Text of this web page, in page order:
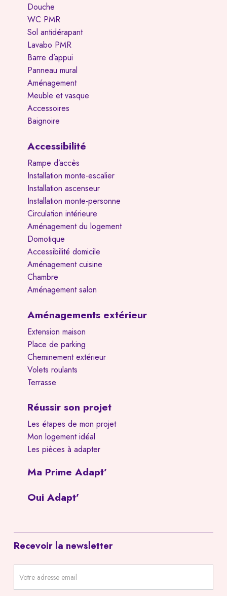
Douche
WC PMR
Sol antidérapant
Lavabo PMR
Barre d’appui
Panneau mural
Aménagement
Meuble et vasque
Accessoires
Baignoire
Accessibilité
Rampe d’accès
Installation monte-escalier
Installation ascenseur
Installation monte-personne
Circulation intérieure
Aménagement du logement
Domotique
Accessibilité domicile
Aménagement cuisine
Chambre
Aménagement salon
Aménagements extérieur
Extension maison
Place de parking
Cheminement extérieur
Volets roulants
Terrasse
Réussir son projet
Les étapes de mon projet
Mon logement idéal
Les pièces à adapter
Ma Prime Adapt’
Oui Adapt’
Recevoir la newsletter
footer